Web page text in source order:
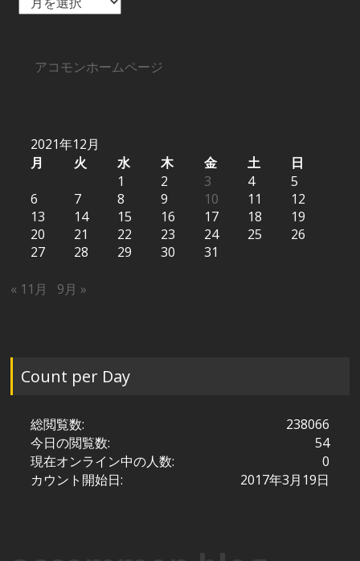
アコモンホームページ
2021年12月
月
火 水 木 金 土
日
1
2 3 4
5
6
7 8 9 10 11
12
13
14 15 16 17 18
19
20
21 22 23 24 25
26
27
28 29 30 31
« 11月 9月 »
Count per Day
238066
総閲覧数:
54
今日の閲覧数:
0
現在オンライン中の人数:
2017年3月19日
カウント開始日: